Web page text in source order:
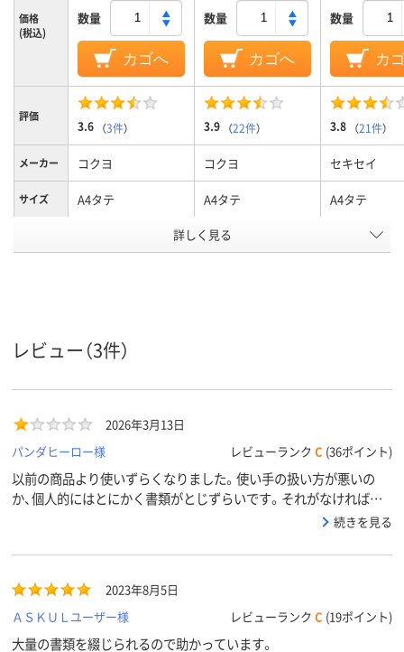
価格
(税込)
数量
カゴへ
数量
カゴへ
数量
カ
評価
3.6 （3件） 3.9 （22件） 3.8 （21件）
メーカー コクヨ コクヨ セキセイ
サイズ A4タテ A4タテ A4タテ
ブルー系 ブルー系
スコア
110 115
詳しく見る
レビュー（3件）
2026年3月13日
パンダヒーロー様
レビューランク C (36ポイント)
以前の商品より使いずらくなりました。使い手の扱い方が悪いの
か、個人的にはとにかく書類がとじずらいです。それがなければ満
続きを見る
2023年8月5日
ＡＳＫＵＬユーザー様
レビューランク C (19ポイント)
大量の書類を綴じられるので助かっています。